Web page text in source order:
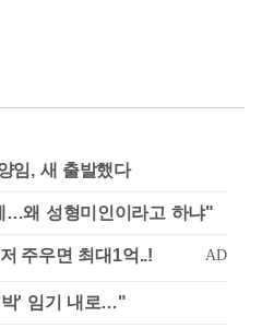
임, 새 출발했다
…왜 성형미인이라고 하냐"
박' 임기 내로…"